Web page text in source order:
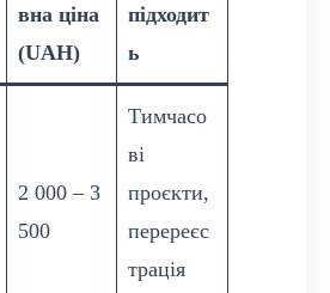
вна ціна
(UAH)
підходит
ь
2 000 – 3
500
Тимчасо
ві
проєкти,
перереєс
трація